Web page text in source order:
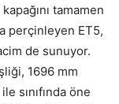
tamamen
perçinleyen ET5,
de sunuyor.
1696 mm
sınıfında öne